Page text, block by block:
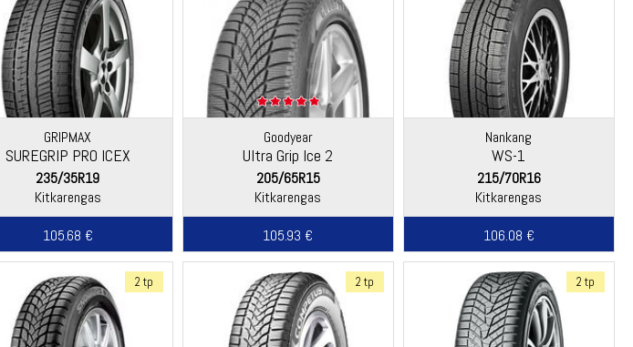
GRIPMAX
SUREGRIP PRO ICEX
235/35R19
Kitkarengas
105.68 €
Goodyear
Ultra Grip Ice 2
205/65R15
Kitkarengas
105.93 €
Nankang
WS-1
215/70R16
Kitkarengas
106.08 €
2 tp 2 tp 2 tp